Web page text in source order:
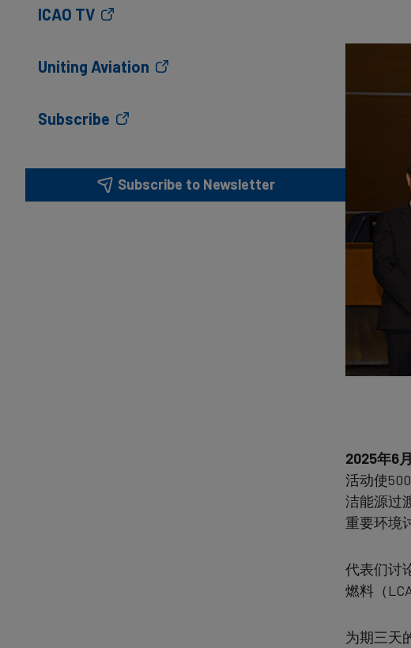
ICAO TV
Uniting Aviation
Subscribe
Subscribe to Newsletter
2025年6
活动使
洁能源过
重要环境
代表们讨
燃料（
为期三天